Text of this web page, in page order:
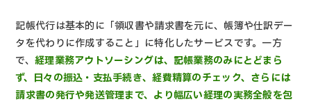
記帳代行は基本的に「領収書や請求書を元に、帳簿や仕訳デー
タを代わりに作成すること」に特化したサービスです。一方
で、 経理業務アウトソーシングは、記帳業務のみにとどまら
ず、日々の振込・支払手続き、経費精算のチェック、さらには
請求書の発行や発送管理まで、より幅広い経理の実務全般を包